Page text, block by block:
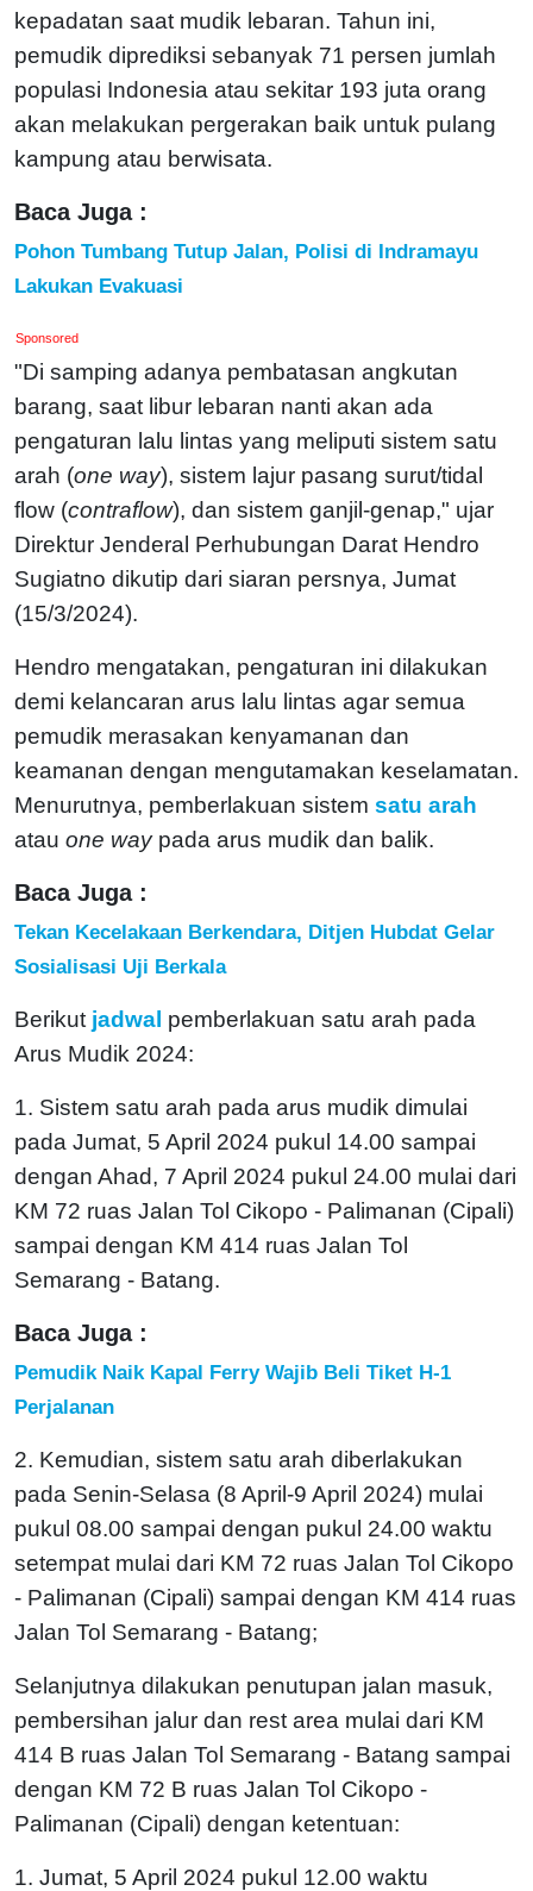
kepadatan saat mudik lebaran. Tahun ini,
pemudik diprediksi sebanyak 71 persen jumlah
populasi Indonesia atau sekitar 193 juta orang
akan melakukan pergerakan baik untuk pulang
kampung atau berwisata.
Baca Juga :
Pohon Tumbang Tutup Jalan, Polisi di Indramayu
Lakukan Evakuasi
Sponsored
"Di samping adanya pembatasan angkutan
barang, saat libur lebaran nanti akan ada
pengaturan lalu lintas yang meliputi sistem satu
arah (one way), sistem lajur pasang surut/tidal
flow (contraflow), dan sistem ganjil-genap," ujar
Direktur Jenderal Perhubungan Darat Hendro
Sugiatno dikutip dari siaran persnya, Jumat
(15/3/2024).
Hendro mengatakan, pengaturan ini dilakukan
demi kelancaran arus lalu lintas agar semua
pemudik merasakan kenyamanan dan
keamanan dengan mengutamakan keselamatan.
Menurutnya, pemberlakuan sistem satu arah
atau one waypada arus mudik dan balik.
Baca Juga :
Tekan Kecelakaan Berkendara, Ditjen Hubdat Gelar
Sosialisasi Uji Berkala
Berikut jadwal pemberlakuan satu arah pada
Arus Mudik 2024:
1. Sistem satu arah pada arus mudik dimulai
pada Jumat, 5 April 2024 pukul 14.00 sampai
dengan Ahad, 7 April 2024 pukul 24.00 mulai dari
KM 72 ruas Jalan Tol Cikopo - Palimanan (Cipali)
sampai dengan KM 414 ruas Jalan Tol
Semarang - Batang.
Baca Juga :
Pemudik Naik Kapal Ferry Wajib Beli Tiket H-1
Perjalanan
2. Kemudian, sistem satu arah diberlakukan
pada Senin-Selasa (8 April-9 April 2024) mulai
pukul 08.00 sampai dengan pukul 24.00 waktu
setempat mulai dari KM 72 ruas Jalan Tol Cikopo
- Palimanan (Cipali) sampai dengan KM 414 ruas
Jalan Tol Semarang - Batang;
Selanjutnya dilakukan penutupan jalan masuk,
pembersihan jalur dan rest area mulai dari KM
414 B ruas Jalan Tol Semarang - Batang sampai
dengan KM 72 B ruas Jalan Tol Cikopo -
Palimanan (Cipali) dengan ketentuan:
1. Jumat, 5 April 2024 pukul 12.00 waktu